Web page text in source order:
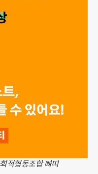
적협동조합 빠띠